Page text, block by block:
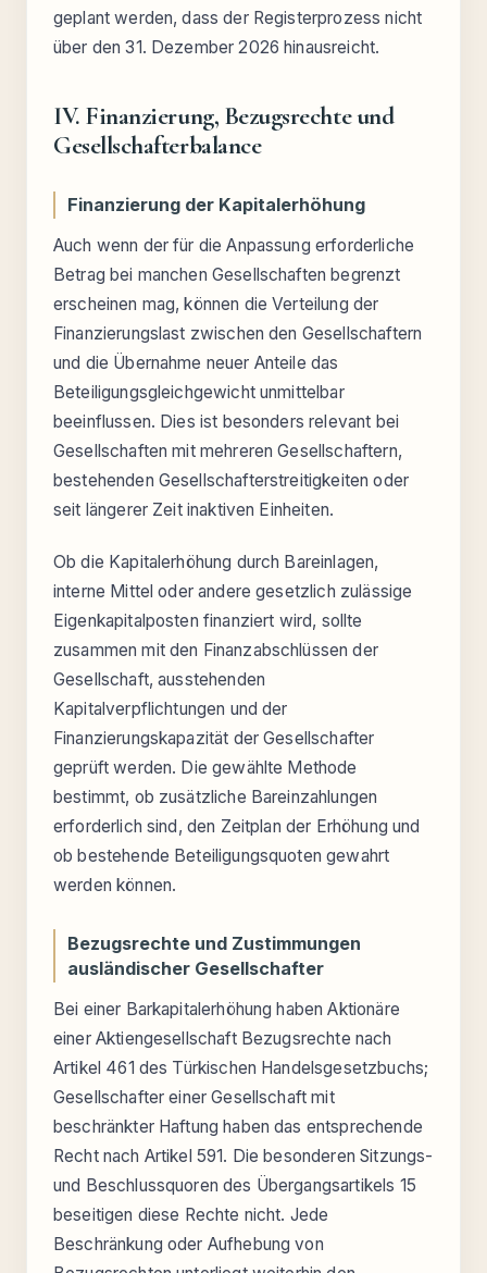
geplant werden, dass der Registerprozess nicht
über den 31. Dezember 2026 hinausreicht.
IV. Finanzierung, Bezugsrechte und
Gesellschafterbalance
Finanzierung der Kapitalerhöhung
Auch wenn der für die Anpassung erforderliche
Betrag bei manchen Gesellschaften begrenzt
erscheinen mag, können die Verteilung der
Finanzierungslast zwischen den Gesellschaftern
und die Übernahme neuer Anteile das
Beteiligungsgleichgewicht unmittelbar
beeinflussen. Dies ist besonders relevant bei
Gesellschaften mit mehreren Gesellschaftern,
bestehenden Gesellschafterstreitigkeiten oder
seit längerer Zeit inaktiven Einheiten.
Ob die Kapitalerhöhung durch Bareinlagen,
interne Mittel oder andere gesetzlich zulässige
Eigenkapitalposten finanziert wird, sollte
zusammen mit den Finanzabschlüssen der
Gesellschaft, ausstehenden
Kapitalverpflichtungen und der
Finanzierungskapazität der Gesellschafter
geprüft werden. Die gewählte Methode
bestimmt, ob zusätzliche Bareinzahlungen
erforderlich sind, den Zeitplan der Erhöhung und
ob bestehende Beteiligungsquoten gewahrt
werden können.
Bezugsrechte und Zustimmungen
ausländischer Gesellschafter
Bei einer Barkapitalerhöhung haben Aktionäre
einer Aktiengesellschaft Bezugsrechte nach
Artikel 461 des Türkischen Handelsgesetzbuchs;
Gesellschafter einer Gesellschaft mit
beschränkter Haftung haben das entsprechende
Recht nach Artikel 591. Die besonderen Sitzungs-
und Beschlussquoren des Übergangsartikels 15
beseitigen diese Rechte nicht. Jede
Beschränkung oder Aufhebung von